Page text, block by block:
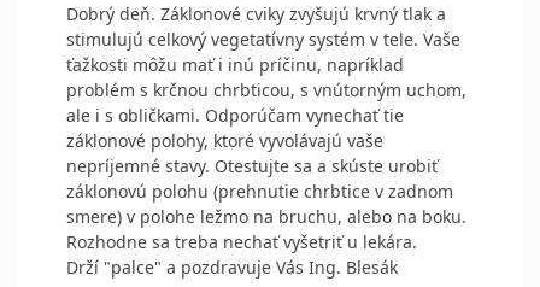
Dobrý deň. Záklonové cviky zvyšujú krvný tlak a
stimulujú celkový vegetatívny systém v tele. Vaše
ťažkosti môžu mať i inú príčinu, napríklad
problém s krčnou chrbticou, s vnútorným uchom,
ale i s obličkami. Odporúčam vynechať tie
záklonové polohy, ktoré vyvolávajú vaše
nepríjemné stavy. Otestujte sa a skúste urobiť
záklonovú polohu (prehnutie chrbtice v zadnom
smere) v polohe ležmo na bruchu, alebo na boku.
Rozhodne sa treba nechať vyšetriť u lekára.
Drží "palce" a pozdravuje Vás Ing. Blesák